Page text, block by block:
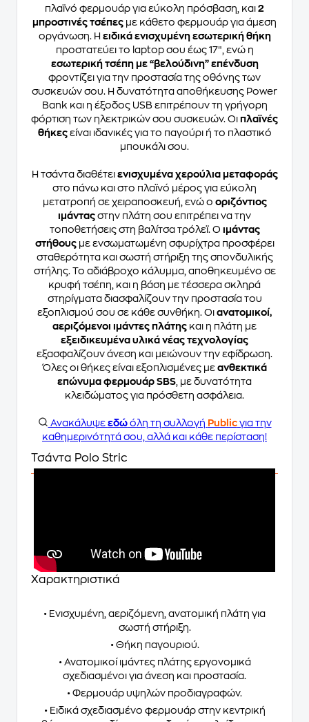
πλαϊνό φερμουάρ για εύκολη πρόσβαση, και 2
μπροστινές τσέπες με κάθετο φερμουάρ για άμεση
οργάνωση. Η ειδικά ενισχυμένη εσωτερική θήκη
προστατεύει το laptop σου έως 17″, ενώ η
εσωτερική τσέπη με “βελούδινη” επένδυση
φροντίζει για την προστασία της οθόνης των
συσκευών σου. Η δυνατότητα αποθήκευσης Power
Bank και η έξοδος USB επιτρέπουν τη γρήγορη
φόρτιση των ηλεκτρικών σου συσκευών. Οι πλαϊνές
θήκεςείναι ιδανικές για το παγούρι ή το πλαστικό
μπουκάλι σου.
Η τσάντα διαθέτει ενισχυμένα χερούλια μεταφοράς
στο πάνω και στο πλαϊνό μέρος για εύκολη
μετατροπή σε χειραποσκευή, ενώ ο οριζόντιος
ιμάντας στην πλάτη σου επιτρέπει να την
τοποθετήσεις στη βαλίτσα τρόλεϊ. Ο ιμάντας
στήθουςμε ενσωματωμένη σφυρίχτρα προσφέρει
σταθερότητα και σωστή στήριξη της σπονδυλικής
στήλης. Το αδιάβροχο κάλυμμα, αποθηκευμένο σε
κρυφή τσέπη, και η βάση με τέσσερα σκληρά
στηρίγματα διασφαλίζουν την προστασία του
εξοπλισμού σου σε κάθε συνθήκη. Οι ανατομικοί,
αεριζόμενοι ιμάντες πλάτης και η πλάτη με
εξειδικευμένα υλικά νέας τεχνολογίας
εξασφαλίζουν άνεση και μειώνουν την εφίδρωση.
Όλες οι θήκες είναι εξοπλισμένες με ανθεκτικά
επώνυμα φερμουάρ SBS , με δυνατότητα
κλειδώματος για πρόσθετη ασφάλεια.
Ανακάλυψε εδώόλη τη συλλογή Publicγια την
καθημερινότητά σου, αλλά και κάθε περίσταση!
Τσάντα Polo Stric
Χαρακτηριστικά
• Ενισχυμένη, αεριζόμενη, ανατομική πλάτη για
σωστή στήριξη.
• Θήκη παγουριού.
• Ανατομικοί ιμάντες πλάτης εργονομικά
σχεδιασμένοι για άνεση και προστασία.
• Φερμουάρ υψηλών προδιαγραφών.
• Ειδικά σχεδιασμένο φερμουάρ στην κεντρική